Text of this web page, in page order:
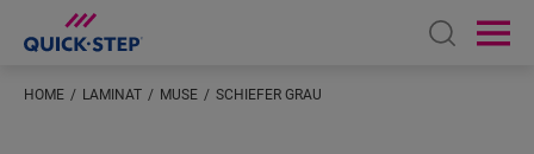
Open
HOME LAMINAT MUSE SCHIEFER GRAU